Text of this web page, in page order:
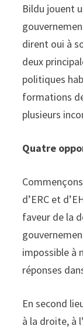
Bildu jouent
dirent oui à
deux
politiques
formations
plusieurs
Quatre
d’ERC et
faveur de la
impossible à
réponses
En second
à la droite, à